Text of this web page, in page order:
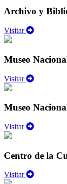
Archivo y
Visitar
Museo
Visitar
Museo
Visitar
Centro de la
Visitar